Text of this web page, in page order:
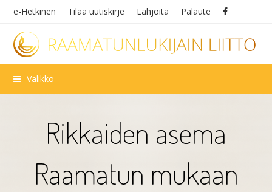
e-Hetkinen Tilaa uutiskirje Lahjoita Palaute
Valikko
Rikkaiden asema
Raamatun mukaan